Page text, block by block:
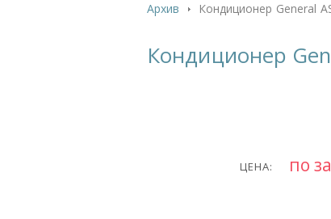
Архив Кондиционер General
Кондиционер
ЦЕНА: по